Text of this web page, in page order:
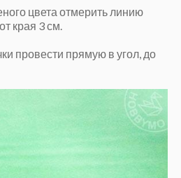
цвета отмерить линию
края 3 см.
провести прямую в угол, до